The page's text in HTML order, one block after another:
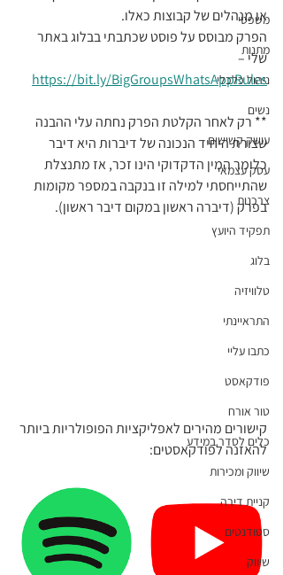
משפטי
מתנות
ניהול כלכלי
נשים
עושק קשישים
עסק עצמאי
צרכנות
תפקיד היועץ
בלוג
טלוויזיה
התראיינתי
כתבו עליי
פודקאסט
טור אורח
כלים לסדר במידע
שיווק ומכירות
קניית דירה
סטודנטים
שיווק
או מנהלים של קבוצות כאלו.
הפרק מבוסס על פוסט שכתבתי בבלוג באתר
שלי –
https://bit.ly/BigGroupsWhatsAppRules
** רק לאחר הקלטת הפרק נחתה עלי ההבנה
שצורת היחיד הנכונה של דיברות היא דיבר
כלומר המין הדקדוקי הינו זכר, אז מתנצלת
שהתייחסתי למילה זו בנקבה במספר מקומות
בפרק (דיברה ראשון במקום דיבר ראשון).
קישורים מהירים לאפליקציות הפופולריות ביותר
להאזנה לפודקאסטים: